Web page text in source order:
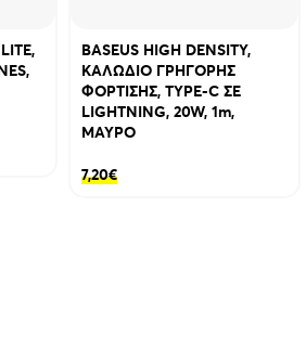
BASEUS HIGH DENSITY,
ΚΑΛΩΔΙΟ ΓΡΗΓΟΡΗΣ
ΦΟΡΤΙΣΗΣ, TYPE-C ΣΕ
LIGHTNING, 20W, 1m,
ΜΑΥΡΟ
7,20€